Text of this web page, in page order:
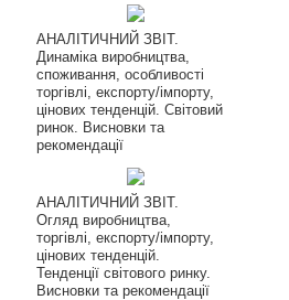
АНАЛІТИЧНИЙ ЗВІТ.
Динаміка виробництва,
споживання, особливості
торгівлі, експорту/імпорту,
цінових тенденцій. Світовий
ринок. Висновки та
рекомендації
АНАЛІТИЧНИЙ ЗВІТ.
Огляд виробництва,
торгівлі, експорту/імпорту,
цінових тенденцій.
Тенденції світового ринку.
Висновки та рекомендації